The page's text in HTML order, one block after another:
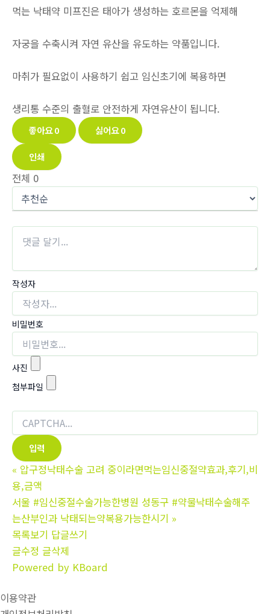
먹는 낙태약 미프진은 태아가 생성하는 호르몬을 억제해
자궁을 수축시켜 자연 유산을 유도하는 약품입니다.
마취가 필요없이 사용하기 쉽고 임신초기에 복용하면
생리통 수준의 출혈로 안전하게 자연유산이 됩니다.
좋아요0 싫어요0
인쇄
전체 0
작성자
비밀번호
사진
첨부파일
« 압구정낙태수술 고려 중이라면먹는임신중절약효과,후기,비
용,금액
서울 #임신중절수술가능한병원 성동구 #약물낙태수술해주
는산부인과 낙태되는약복용가능한시기 »
목록보기 답글쓰기
글수정 글삭제
Powered by KBoard
이용약관